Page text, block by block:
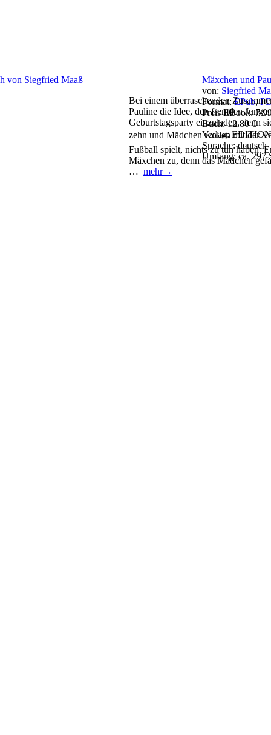
Mäxchen und
von: Siegfried
Format:EPub,
Preis EBook:
Buch:12.80 €
Verlag:
Sprache:deutsch
Umfang:ca. 297
Bei einem überraschenden
Pauline die Idee, den fremden
Geburtstagsparty einzuladen, denn
zehn und Mädchen wollen mit der
Fußball spielt, nichts zu tun haben.
Mäxchen zu, denn das Mädchen
… mehr→